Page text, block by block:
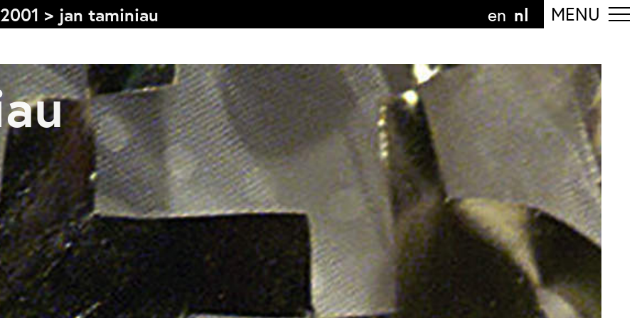
2001 > jan taminiau en nl
Graduation
2026
2025
2024
meer...
Collectie Arnhem
2026PLaY aT YoUR OWN RIsK
Volg de afdeling
Language
en nl
Onderdeel van
ArtEZ hogeschool
MENU